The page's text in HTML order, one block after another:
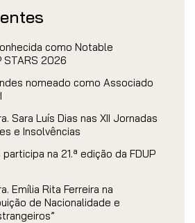
como Notable
STARS 2026
nomeado como Associado
Sara Luís Dias nas XII Jornadas
e Insolvências
na 21.ª edição da FDUP
Emília Rita Ferreira na
de Nacionalidade e